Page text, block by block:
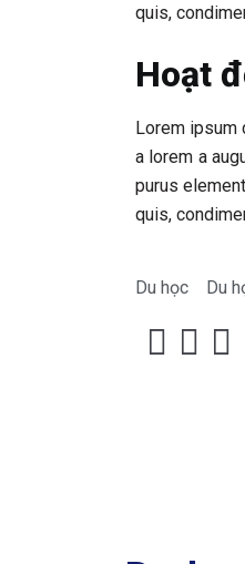
quis,
Hoạt
Lorem ipsum
a lorem a
purus
quis,
Du học Du